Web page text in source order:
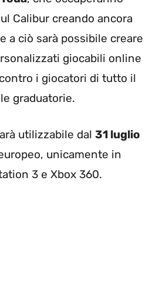
Calibur creando ancora
a ciò sarà possibile creare
giocabili online
i giocatori di tutto il
graduatorie.
utilizzabile dal 31 luglio
unicamente in
3 e Xbox 360.